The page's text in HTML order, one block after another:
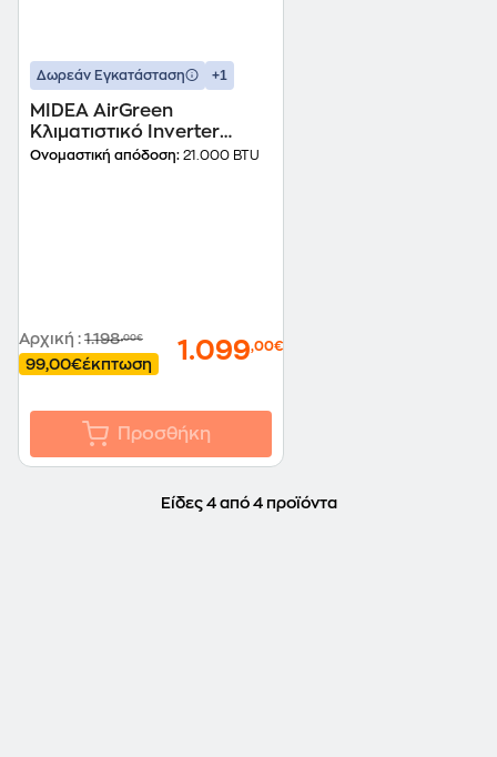
Δωρεάν Εγκατάσταση +1
MIDEA AirGreen
Κλιματιστικό Inverter
21.000 BTU A+++/A+++ με
Ονομαστική απόδοση: 21.000 BTU
Αρχική : 1.198,00€
99,00€έκπτωση 1.099,00€
Προσθήκη
Είδες 4 από 4 προϊόντα